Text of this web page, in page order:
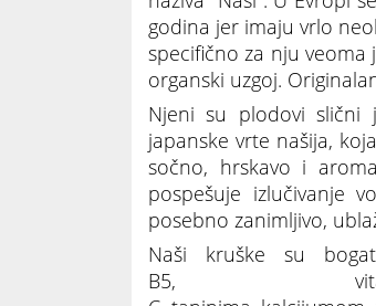
godina jer imaju vrlo
specifično za nju
organski uzgoj.
Njeni su plodovi slični
japanske vrte našija,
sočno, hrskavo i
pospešuje izlučivanje
posebno zanimljivo,
Naši kruške su
B5,